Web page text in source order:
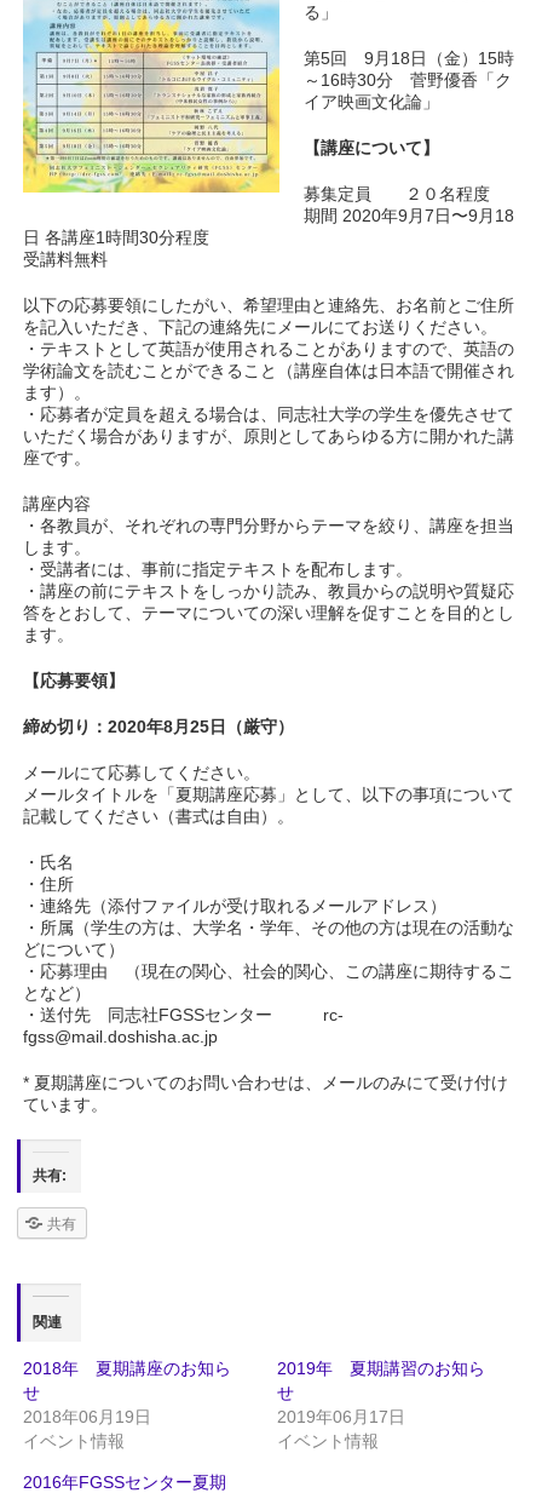
る」
第5回 9月18日（金）15時
～16時30分 菅野優香「ク
イア映画文化論」
【講座について】
募集定員 ２０名程度
期間 2020年9月7日〜9月18
日 各講座1時間30分程度
受講料無料
以下の応募要領にしたがい、希望理由と連絡先、お名前とご住所
を記入いただき、下記の連絡先にメールにてお送りください。
・テキストとして英語が使用されることがありますので、英語の
学術論文を読むことができること（講座自体は日本語で開催され
ます）。
・応募者が定員を超える場合は、同志社大学の学生を優先させて
いただく場合がありますが、原則としてあらゆる方に開かれた講
座です。
講座内容
・各教員が、それぞれの専門分野からテーマを絞り、講座を担当
します。
・受講者には、事前に指定テキストを配布します。
・講座の前にテキストをしっかり読み、教員からの説明や質疑応
答をとおして、テーマについての深い理解を促すことを目的とし
ます。
【応募要領】
締め切り：2020年8月25日（厳守）
メールにて応募してください。
メールタイトルを「夏期講座応募」として、以下の事項について
記載してください（書式は自由）。
・氏名
・住所
・連絡先（添付ファイルが受け取れるメールアドレス）
・所属（学生の方は、大学名・学年、その他の方は現在の活動な
どについて）
・応募理由 （現在の関心、社会的関心、この講座に期待するこ
となど）
・送付先 同志社FGSSセンター rc-
fgss@mail.doshisha.ac.jp
* 夏期講座についてのお問い合わせは、メールのみにて受け付け
ています。
共有:
共有
関連
2018年 夏期講座のお知ら
せ
2018年06月19日
イベント情報
2019年 夏期講習のお知ら
せ
2019年06月17日
イベント情報
2016年FGSSセンター夏期